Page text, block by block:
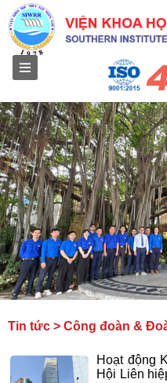
Tin tức > Công đoàn &
Hoạt động
Hội Liên